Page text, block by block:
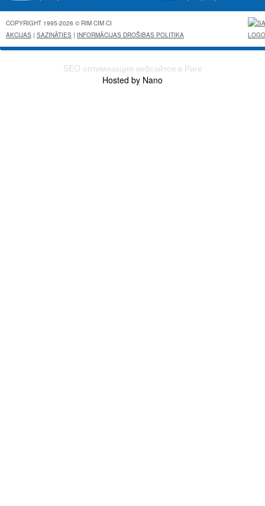
COPYRIGHT 1995-2026 © RIM CIM CI
AKCIJAS | SAZINĀTIES | INFORMĀCIJAS DROŠIBAS POLITIKA
SEO оптимизация вебсайтов в Риге
Hosted by Nano